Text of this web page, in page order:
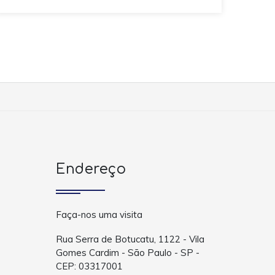
Endereço
Faça-nos uma visita
Rua Serra de Botucatu, 1122 - Vila
Gomes Cardim - São Paulo - SP -
CEP: 03317001